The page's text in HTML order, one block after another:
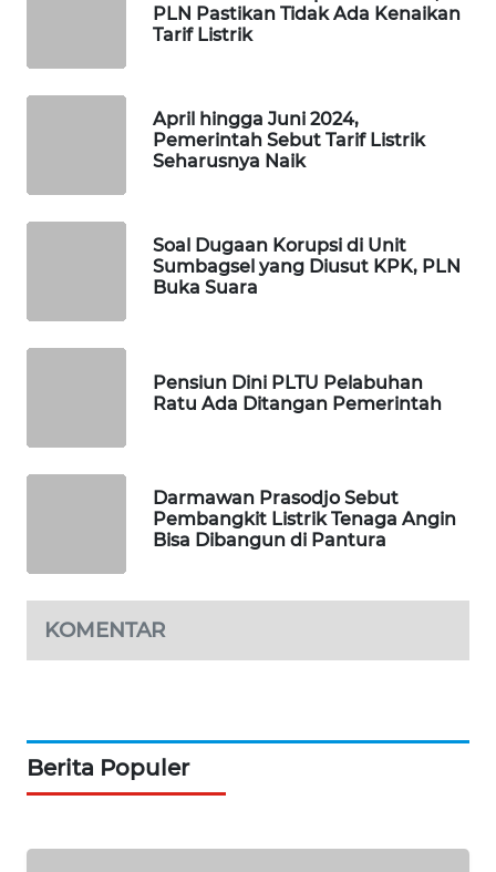
PLN Pastikan Tidak Ada Kenaikan
Tarif Listrik
April hingga Juni 2024,
Pemerintah Sebut Tarif Listrik
Seharusnya Naik
Soal Dugaan Korupsi di Unit
Sumbagsel yang Diusut KPK, PLN
Buka Suara
Pensiun Dini PLTU Pelabuhan
Ratu Ada Ditangan Pemerintah
Darmawan Prasodjo Sebut
Pembangkit Listrik Tenaga Angin
Bisa Dibangun di Pantura
KOMENTAR
Berita Populer
METRO
NEWS
GARONGGANG
ENERGI